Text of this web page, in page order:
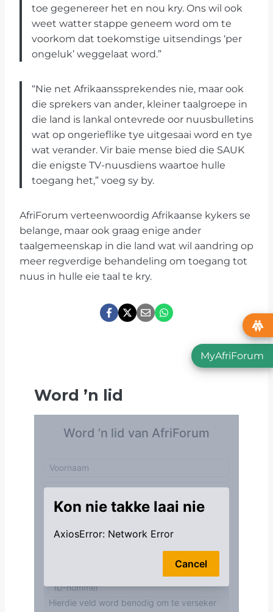
toe gegenereer het en nou kry. Ons wil ook
weet watter stappe geneem word om te
voorkom dat toekomstige uitsendings ‘per
ongeluk’ weggelaat word.”
“Nie net Afrikaanssprekendes nie, maar ook
die sprekers van ander, kleiner taalgroepe in
die land is lankal ontevrede oor nuusbulletins
wat op ongerieflike tye uitgesaai word en tye
wat verander. Vir baie mense bied die SAUK
die enigste TV-nuusdiens waartoe hulle
toegang het,” voeg sy by.
AfriForum verteenwoordig Afrikaanse kykers se
belange, maar ook graag enige ander
taalgemeenskap in die land wat wil aandring op
meer regverdige behandeling om toegang tot
nuus in hulle eie taal te kry.
Word ’n lid
MyAfriForum